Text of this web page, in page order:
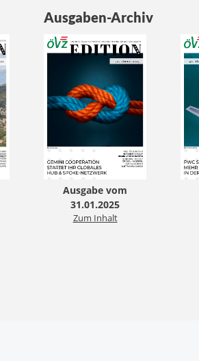
Ausgaben-Archiv
Ausgabe vom
31.01.2025
Zum Inhalt